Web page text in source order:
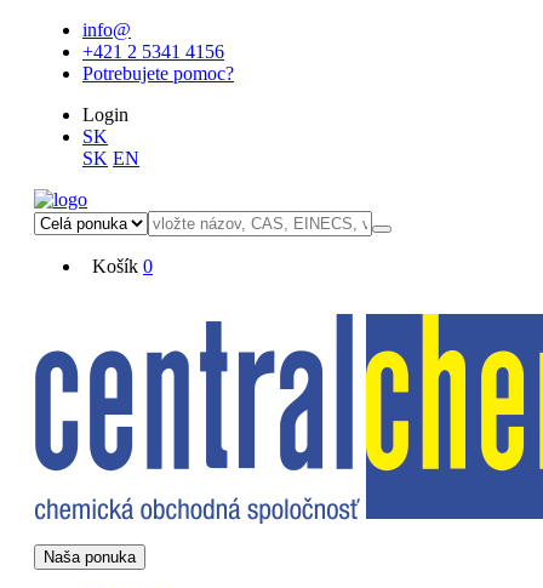
info@
+421 2 5341 4156
Potrebujete pomoc?
Login
SK
SK EN
Košík 0
Naša ponuka